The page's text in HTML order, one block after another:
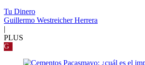
Tu Dinero
Guillermo Westreicher Herrera
|
PLUS
G